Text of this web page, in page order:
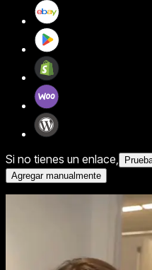
Si no tienes un enlace,
Agregar manualmente